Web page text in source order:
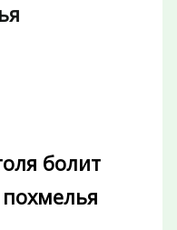
болит